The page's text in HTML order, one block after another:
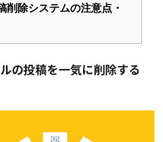
削除システムの注意点・
の投稿を一気に削除する